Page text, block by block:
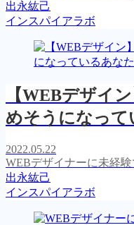
出永紘己
インスパイアラボ
【WEBデザイ
めそうになっ
2022.05.22
WEBデザイナーに未経
出永紘己
インスパイアラボ